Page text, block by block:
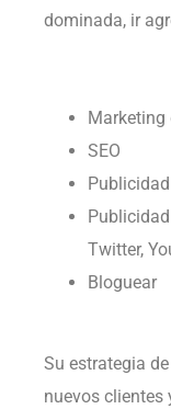
dominada, ir
Marketing
SEO
Twitter,
Bloguear
Su estrategia
nuevos clientes